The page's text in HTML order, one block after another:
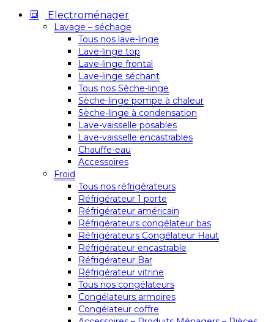
Electroménager
Lavage – séchage
Tous nos lave-linge
Lave-linge top
Lave-linge frontal
Lave-linge séchant
Tous nos Sèche-linge
Sèche-linge pompe à chaleur
Sèche-linge à condensation
Lave-vaisselle posables
Lave-vaisselle encastrables
Chauffe-eau
Accessoires
Froid
Tous nos réfrigérateurs
Réfrigérateur 1 porte
Réfrigérateur américain
Réfrigérateurs congélateur bas
Réfrigérateurs Congélateur Haut
Réfrigérateur encastrable
Réfrigérateur Bar
Réfrigérateur vitrine
Tous nos congélateurs
Congélateurs armoires
Congélateur coffre